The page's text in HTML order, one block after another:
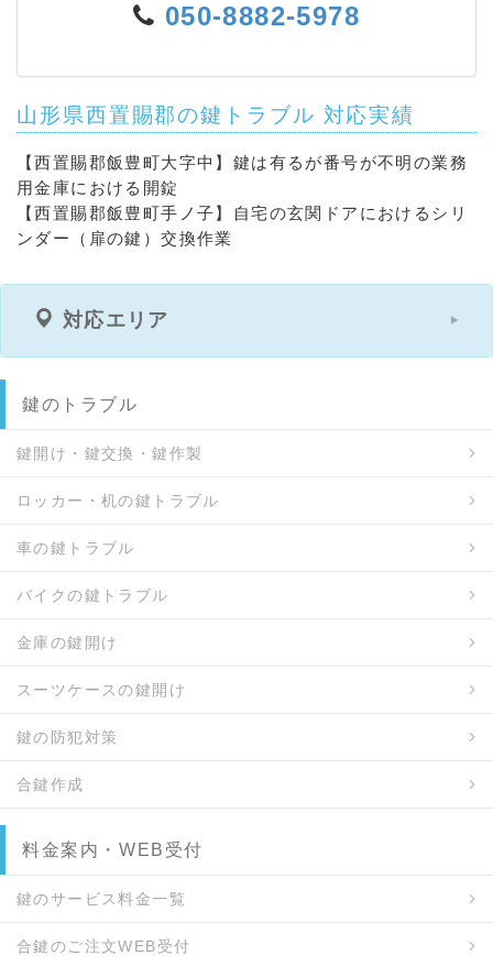
050-8882-5978
山形県西置賜郡の鍵トラブル 対応実績
【西置賜郡飯豊町大字中】鍵は有るが番号が不明の業務
用金庫における開錠
【西置賜郡飯豊町手ノ子】自宅の玄関ドアにおけるシリ
ンダー（扉の鍵）交換作業
対応エリア
鍵のトラブル
鍵開け・鍵交換・鍵作製
ロッカー・机の鍵トラブル
車の鍵トラブル
バイクの鍵トラブル
金庫の鍵開け
スーツケースの鍵開け
鍵の防犯対策
合鍵作成
料金案内・WEB受付
鍵のサービス料金一覧
合鍵のご注文WEB受付